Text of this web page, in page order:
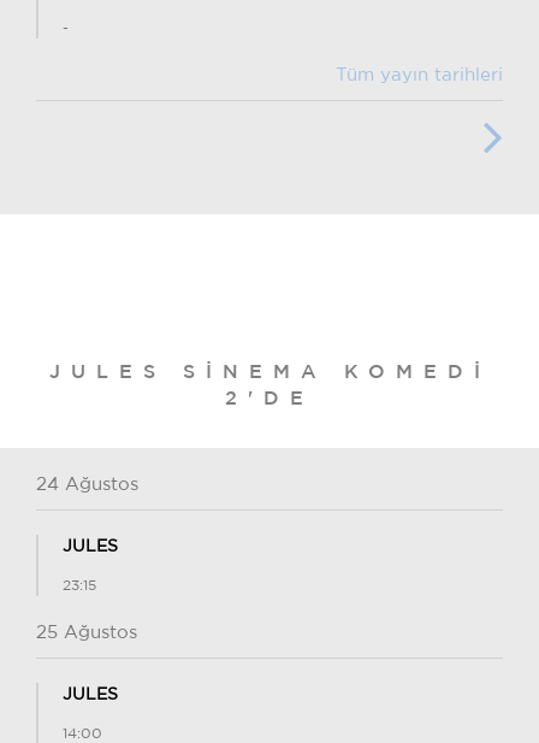
-
Tüm yayın tarihleri
JULES SINEMA KOMEDI
2'DE
24 Ağustos
JULES
23:15
25 Ağustos
JULES
14:00